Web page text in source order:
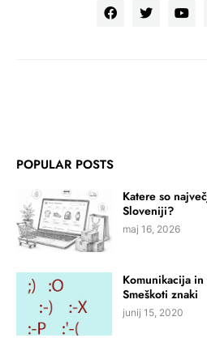
POPULAR POSTS
Katere so
Sloveniji?
maj 16, 2026
Komunikacija
Smeškoti znaki
junij 15, 2020